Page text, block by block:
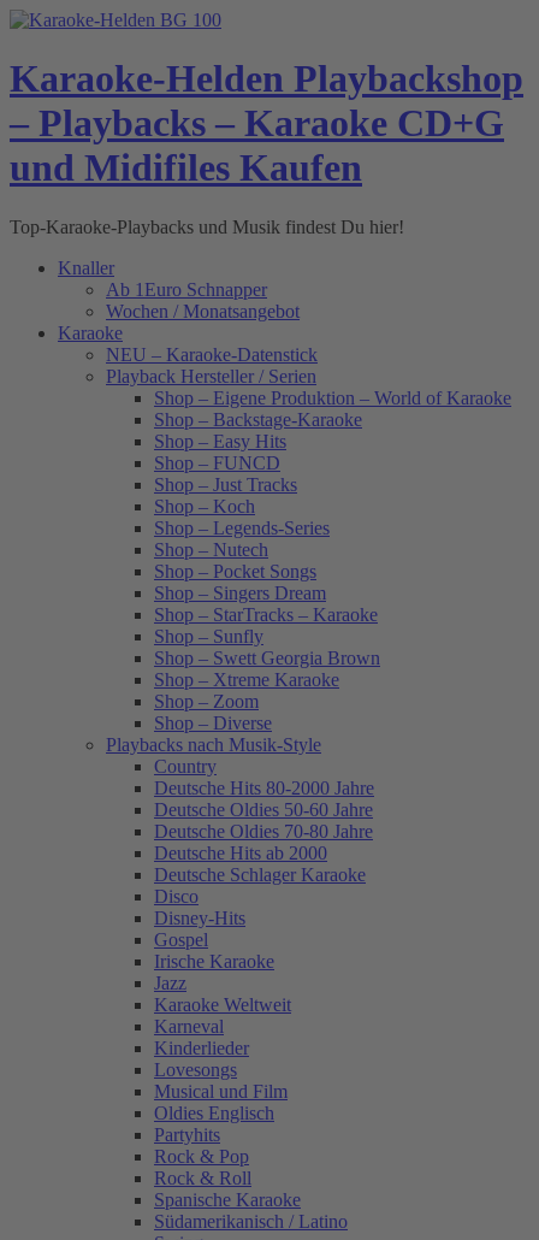
Skip
content
Karaoke-Helden Playbackshop
– Playbacks – Karaoke CD+G
und Midifiles Kaufen
Top-Karaoke-Playbacks und Musik findest Du hier!
Knaller
Ab 1Euro Schnapper
Wochen / Monatsangebot
Karaoke
NEU – Karaoke-Datenstick
Playback Hersteller / Serien
Shop – Eigene Produktion – World of Karaoke
Shop – Backstage-Karaoke
Shop – Easy Hits
Shop – FUNCD
Shop – Just Tracks
Shop – Koch
Shop – Legends-Series
Shop – Nutech
Shop – Pocket Songs
Shop – Singers Dream
Shop – StarTracks – Karaoke
Shop – Sunfly
Shop – Swett Georgia Brown
Shop – Xtreme Karaoke
Shop – Zoom
Shop – Diverse
Playbacks nach Musik-Style
Country
Deutsche Hits 80-2000 Jahre
Deutsche Oldies 50-60 Jahre
Deutsche Oldies 70-80 Jahre
Deutsche Hits ab 2000
Deutsche Schlager Karaoke
Disco
Disney-Hits
Gospel
Irische Karaoke
Jazz
Karaoke Weltweit
Karneval
Kinderlieder
Lovesongs
Musical und Film
Oldies Englisch
Partyhits
Rock & Pop
Rock & Roll
Spanische Karaoke
Südamerikanisch / Latino